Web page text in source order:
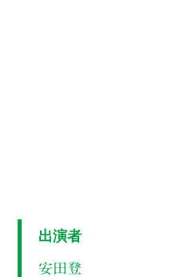
出演者
安田登